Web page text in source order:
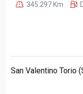
345.297 Km
San Valentino Torio